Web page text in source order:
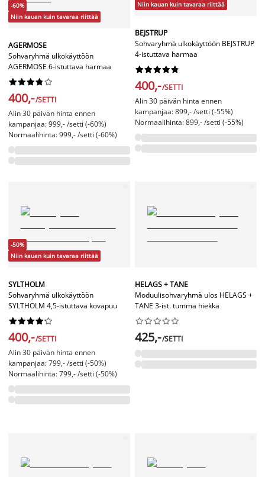
-60%
Niin kauan kuin tavaraa riittää
AGERMOSE
Sohvaryhmä ulkokäyttöön
AGERMOSE 6-istuttava harmaa






400,-/SETTI
Alin 30 päivän hinta ennen
kampanjaa: 999,- /setti (-60%)
Normaalihinta: 999,- /setti (-60%)
Niin kauan kuin tavaraa riittää
BEJSTRUP
Sohvaryhmä ulkokäyttöön BEJSTRUP
4-istuttava harmaa






400,-/SETTI
Alin 30 päivän hinta ennen
kampanjaa: 899,- /setti (-55%)
Normaalihinta: 899,- /setti (-55%)
-50%
Niin kauan kuin tavaraa riittää
SYLTHOLM
Sohvaryhmä ulkokäyttöön
SYLTHOLM 4,5-istuttava kovapuu






400,-/SETTI
Alin 30 päivän hinta ennen
kampanjaa: 799,- /setti (-50%)
Normaalihinta: 799,- /setti (-50%)
HELAGS + TANE
Moduulisohvaryhmä ulos HELAGS +
TANE 3-ist. tumma hiekka






425,-/SETTI